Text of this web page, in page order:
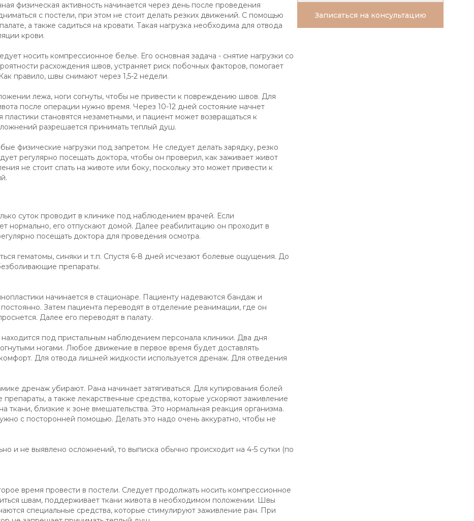
физическая активность начинается через день после проведения
с постели, при этом не стоит делать резких движений. С помощью
а также садиться на кровати. Такая нагрузка необходима для отвода
крови.
носить компрессионное белье. Его основная задача - снятие нагрузки со
расхождения швов, устраняет риск побочных факторов, помогает
правило, швы снимают через 1,5-2 недели.
лежа, ноги согнуты, чтобы не привести к повреждению швов. Для
после операции нужно время. Через 10-12 дней состояние начнет
становятся незаметными, и пациент может возвращаться к
разрешается принимать теплый душ.
физические нагрузки под запретом. Не следует делать зарядку, резко
регулярно посещать доктора, чтобы он проверил, как заживает живот
не стоит спать на животе или боку, поскольку это может привести к
суток проводит в клинике под наблюдением врачей. Если
нормально, его отпускают домой. Далее реабилитацию он проходит в
посещать доктора для проведения осмотра.
гематомы, синяки и т.п. Спустя 6-8 дней исчезают болевые ощущения. До
препараты.
начинается в стационаре. Пациенту надеваются бандаж и
Затем пациента переводят в отделение реанимации, где он
Далее его переводят в палату.
под пристальным наблюдением персонала клиники. Два дня
ногами. Любое движение в первое время будет доставлять
Для отвода лишней жидкости используется дренаж. Для отведения
дренаж убирают. Рана начинает затягиваться. Для купирования болей
а также лекарственные средства, которые ускоряют заживление
ткани, близкие к зоне вмешательства. Это нормальная реакция организма.
с посторонней помощью. Делать это надо очень аккуратно, чтобы не
и не выявлено осложнений, то выписка обычно происходит на 4-5 сутки (по
время провести в постели. Следует продолжать носить компрессионное
швам, поддерживает ткани живота в необходимом положении. Швы
специальные средства, которые стимулируют заживление ран. При
Записаться на консультацию